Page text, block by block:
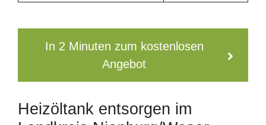
In 2 Minuten zum kostenlosen
Angebot
Heizöltank entsorgen im